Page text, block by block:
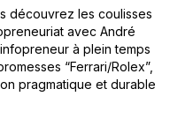
découvrez les coulisses
avec André
à plein temps
“Ferrari/Rolex”,
pragmatique et durable